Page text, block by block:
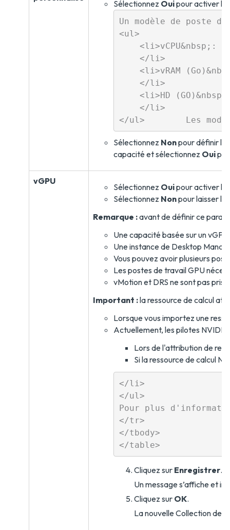
Sélectionnez Ouipour activer le
Un modèle de poste
<ul>
<li>vCPU&nbsp;:
    </li>
<li>vRAM
    </li>
<li>HD
    </li>
Sélectionnez Nonpour définir la
capacité et sélectionnez Oui
vGPU
Sélectionnez Ouipour activer le
Sélectionnez Nonpour laisser le
Remarque :avant de définir ce
Une capacité basée sur un
Une instance de Desktop
Vous pouvez avoir plusieurs
Les postes de travail GPU
vMotion et DRS ne sont pas pris
Important :la ressource de calcul
Lorsque vous importez une
Actuellement, les pilotes
Lors de l'attribution de
Si la ressource de calcul
</li>
</ul>
Pour plus
</tr>
</tbody>
Cliquez sur Enregistrer.
Un message s’affiche et
Cliquez sur OK.
La nouvelle Collection de